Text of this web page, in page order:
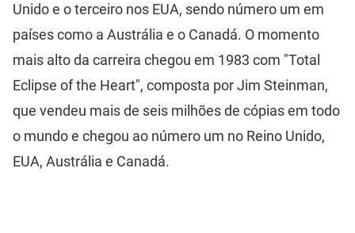
Unido e o terceiro nos EUA, sendo número um em
países como a Austrália e o Canadá. O momento
mais alto da carreira chegou em 1983 com "Total
Eclipse of the Heart", composta por Jim Steinman,
que vendeu mais de seis milhões de cópias em todo
o mundo e chegou ao número um no Reino Unido,
EUA, Austrália e Canadá.